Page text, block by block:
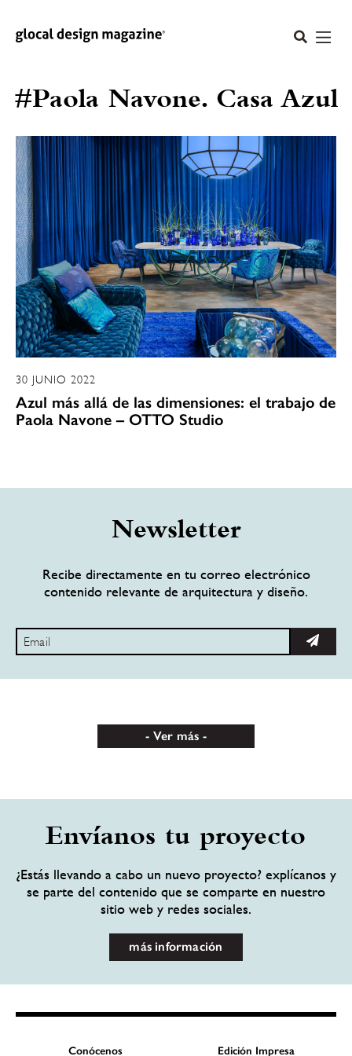
#Paola Navone. Casa Azul
30 JUNIO 2022
Azul más allá de las dimensiones: el trabajo de
Paola Navone – OTTO Studio
Newsletter
Recibe directamente en tu correo electrónico
contenido relevante de arquitectura y diseño.
Ver más
Envíanos tu proyecto
¿Estás llevando a cabo un nuevo proyecto? explícanos y
se parte del contenido que se comparte en nuestro
sitio web y redes sociales.
más información
Conócenos Edición Impresa